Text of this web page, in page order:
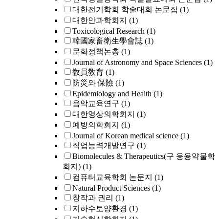
대한전기학회 학술대회 논문집 (1)
대한안과학회지 (1)
Toxicological Research (1)
韓國家畜衛生學會誌 (1)
문화정책논총 (1)
Journal of Astronomy and Space Sciences (1)
敎員敎育 (1)
防災와 保險 (1)
Epidemiology and Health (1)
음악교육연구 (1)
대한영상의학회지 (1)
예방의학회지 (1)
Journal of Korean medical science (1)
직업능력개발연구 (1)
Biomolecules & Therapeutics(구 응용약물학
회지) (1)
컴퓨터교육학회 논문지 (1)
Natural Product Sciences (1)
창작과 권리 (1)
지하수토양환경 (1)